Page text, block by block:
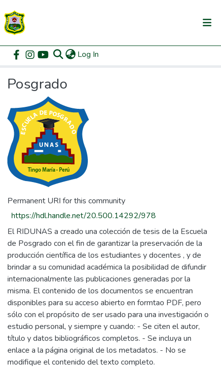
Log In
Communities & Collections
Home Posgrado Browse by Subject
Posgrado
Permanent URI for this community
https://hdl.handle.net/20.500.14292/978
El RIDUNAS a creado una colección de tesis de la Escuela
de Posgrado con el fin de garantizar la preservación de la
producción científica de los estudiantes y docentes , y de
brindar a su comunidad académica la posibilidad de difundir
internacionalmente las publicaciones generadas por la
misma. El contenido de los documentos se encuentran
disponibles para su acceso abierto en formtao PDF, pero
sólo con el propósito de ser usado para una investigación o
estudio personal, y siempre y cuando: - Se citen el autor,
título y datos bibliográficos completos. - Se incluya un
enlace a la página original de los metadatos. - No se
modifique el contenido del texto completo.